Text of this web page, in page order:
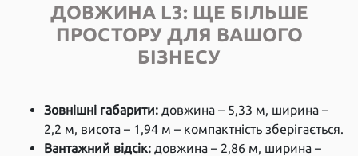
ДОВЖИНА L3: ЩЕ БІЛЬШЕ
ПРОСТОРУ ДЛЯ ВАШОГО
БІЗНЕСУ
Зовнішні габарити: довжина – 5,33 м, ширина –
2,2 м, висота – 1,94 м – компактність зберігається.
Вантажний відсік: довжина – 2,86 м, ширина –